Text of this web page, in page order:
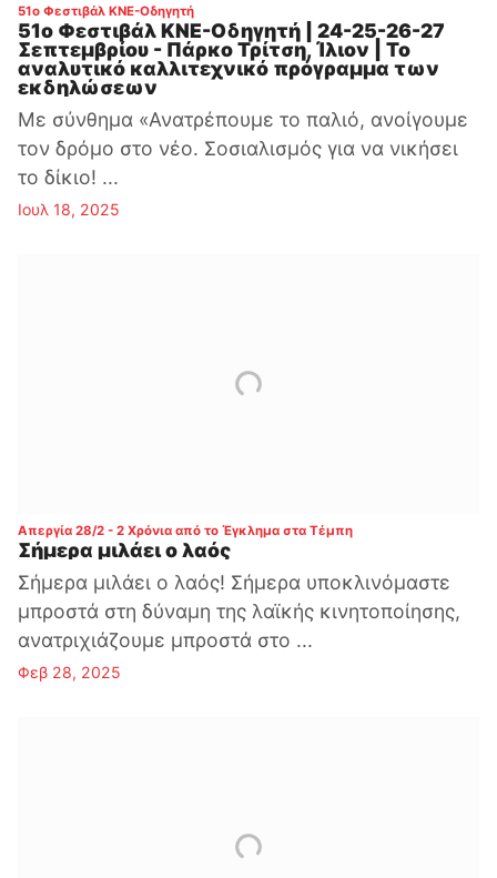
51ο Φεστιβάλ ΚΝΕ-Οδηγητή:
51ο Φεστιβάλ ΚΝΕ-Οδηγητή | 24-25-26-27
Σεπτεμβρίου - Πάρκο Τρίτση, Ίλιον | Το
αναλυτικό καλλιτεχνικό πρόγραμμα των
εκδηλώσεων
Με σύνθημα «Ανατρέπουμε το παλιό, ανοίγουμε
τον δρόμο στο νέο. Σοσιαλισμός για να νικήσει
το δίκιο! ...
Ιουλ 18, 2025
Απεργία 28/2 - 2 Χρόνια από το Έγκλημα στα Τέμπη:
Σήμερα μιλάει ο λαός
Σήμερα μιλάει ο λαός! Σήμερα υποκλινόμαστε
μπροστά στη δύναμη της λαϊκής κινητοποίησης,
ανατριχιάζουμε μπροστά στο ...
Φεβ 28, 2025